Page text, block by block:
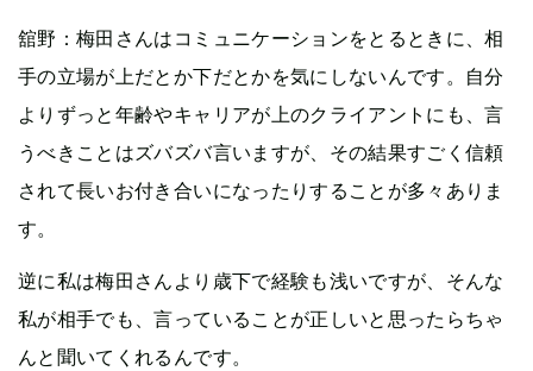
舘野：梅田さんはコミュニケーションをとるときに、相
手の立場が上だとか下だとかを気にしないんです。自分
よりずっと年齢やキャリアが上のクライアントにも、言
うべきことはズバズバ言いますが、その結果すごく信頼
されて長いお付き合いになったりすることが多々ありま
す。
逆に私は梅田さんより歳下で経験も浅いですが、そんな
私が相手でも、言っていることが正しいと思ったらちゃ
んと聞いてくれるんです。